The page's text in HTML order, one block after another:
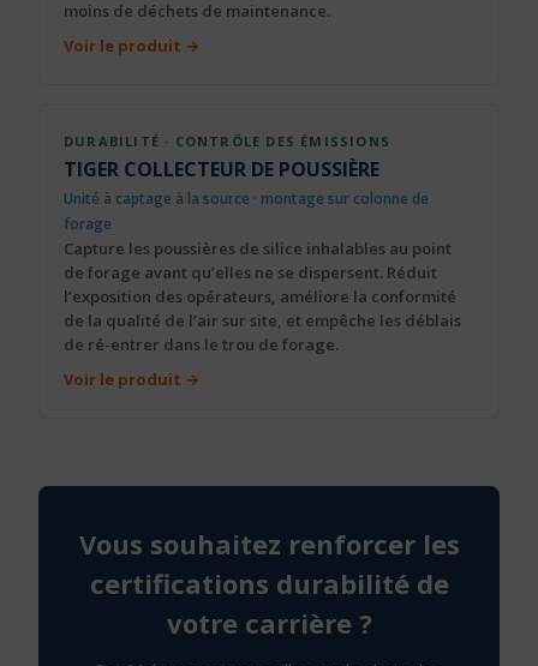
moins de déchets de maintenance.
Voir le produit →
DURABILITÉ · CONTRÔLE DES ÉMISSIONS
TIGER COLLECTEUR DE POUSSIÈRE
Unité à captage à la source · montage sur colonne de
forage
Capture les poussières de silice inhalables au point
de forage avant qu’elles ne se dispersent. Réduit
l’exposition des opérateurs, améliore la conformité
de la qualité de l’air sur site, et empêche les déblais
de ré-entrer dans le trou de forage.
Voir le produit →
Vous souhaitez renforcer les
certifications durabilité de
votre carrière ?